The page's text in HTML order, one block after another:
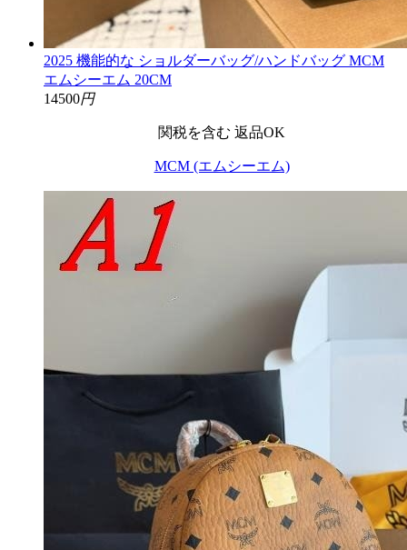
2025 機能的な ショルダーバッグ/ハンドバッグ MCM
エムシーエム 20CM
14500円
関税を含む 返品OK
MCM (エムシーエム)